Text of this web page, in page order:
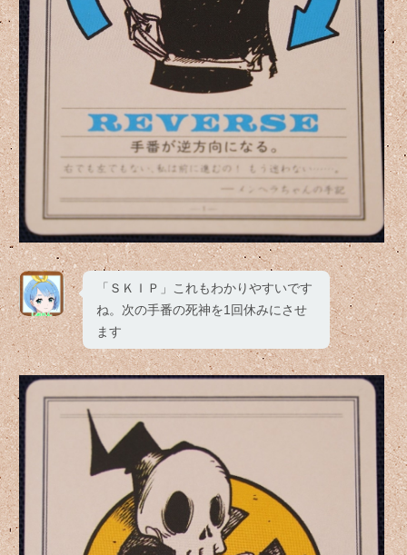
「ＳＫＩＰ」これもわかりやすいです
ね。次の手番の死神を1回休みにさせ
ます